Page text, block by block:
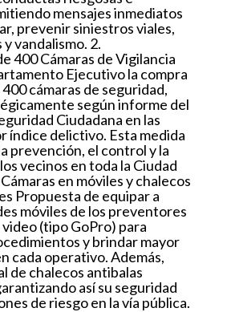
mensajes inmediatos
prevenir siniestros viales,
vandalismo. 2.
400 Cámaras de Vigilancia
Ejecutivo la compra
cámaras de seguridad,
según informe del
Ciudadana en las
índice delictivo. Esta medida
prevención, el control y la
vecinos en toda la Ciudad
en móviles y chalecos
Propuesta de equipar a
móviles de los preventores
(tipo GoPro) para
y brindar mayor
cada operativo. Además,
de chalecos antibalas
así su seguridad
de riesgo en la vía pública.